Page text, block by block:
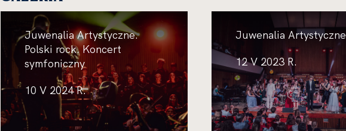
Juwenalia Artystyczne.
Polski rock. Koncert
symfoniczny
10 V 2024 R.
Juwenalia Artystyczne
12 V 2023 R.